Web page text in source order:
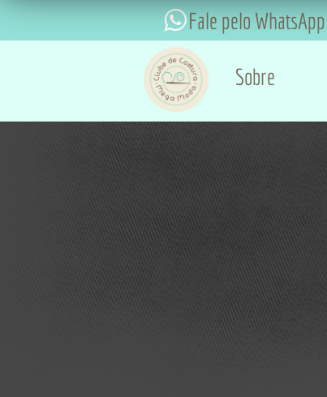
Fale pelo WhatsApp
Sobre